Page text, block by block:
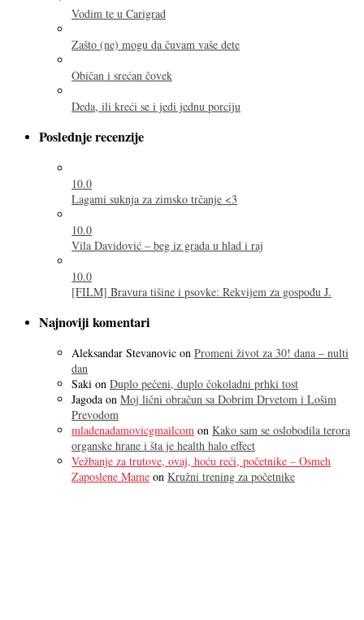
Vodim te u Carigrad
Zašto (ne) mogu da čuvam vaše dete
Običan i srećan čovek
Deda, ili kreći se i jedi jednu porciju
Poslednje recenzije
10.0
Lagami suknja za zimsko trčanje <3
10.0
Vila Davidović – beg iz grada u hlad i raj
10.0
[FILM] Bravura tišine i psovke: Rekvijem za gospođu J.
Najnoviji komentari
Aleksandar Stevanovic on Promeni život za 30! dana – nulti
dan
Saki on Duplo pečeni, duplo čokoladni prhki tost
Jagoda on Moj lični obračun sa Dobrim Drvetom i Lošim
Prevodom
mladenadamovicgmailcom on Kako sam se oslobodila terora
organske hrane i šta je health halo effect
Vežbanje za trutove, ovaj, hoću reći, početnike – Osmeh
Zaposlene Mame on Kružni trening za početnike